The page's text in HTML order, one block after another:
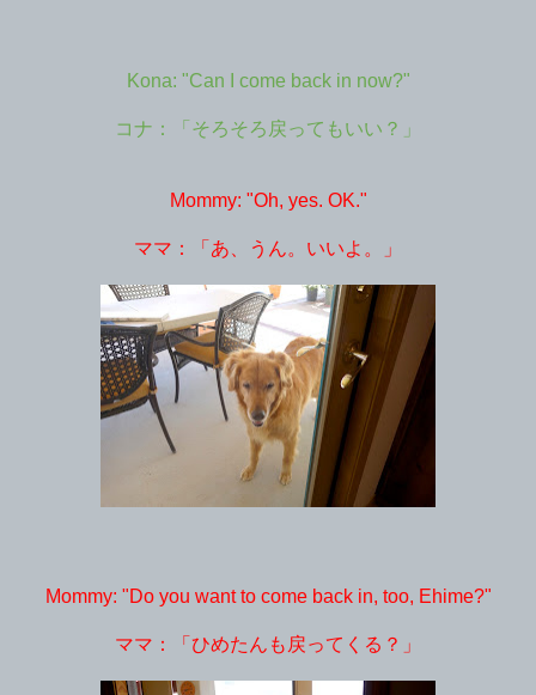
Kona: "Can I come back in now?"
コナ：「そろそろ戻ってもいい？」
Mommy: "Oh, yes. OK."
ママ：「あ、うん。いいよ。」
Mommy: "Do you want to come back in, too, Ehime?"
ママ：「ひめたんも戻ってくる？」